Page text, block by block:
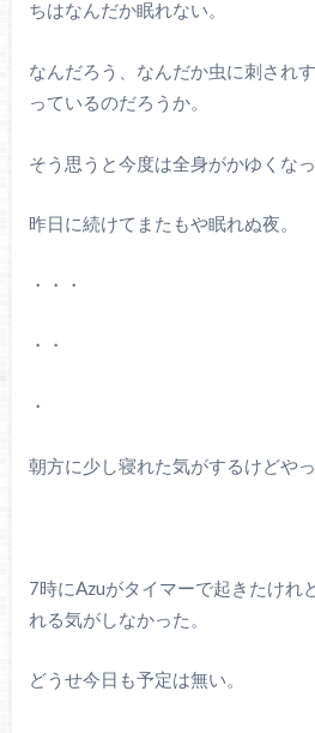
ちはなんだか眠れない。
なんだろう、なんだか虫に刺され
っているのだろうか。
そう思うと今度は全身がかゆくなっ
昨日に続けてまたもや眠れぬ夜。
・・・
・・
・
朝方に少し寝れた気がするけどやっ
7時にAzuがタイマーで起きたけれ
れる気がしなかった。
どうせ今日も予定は無い。